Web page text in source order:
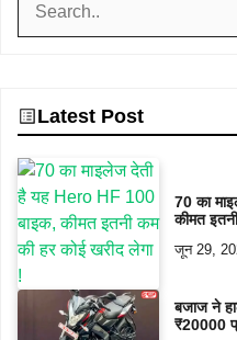
Latest Post
70 का
कीमत
जून 29,
बजाज ने
₹20000